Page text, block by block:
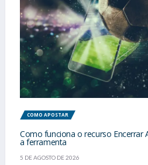
COMO APOSTAR
Como funciona o recurso Encerrar
a ferramenta
5 DE AGOSTO DE 2026